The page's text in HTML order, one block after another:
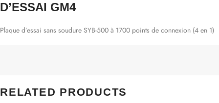
D’ESSAI GM4
Plaque d’essai sans soudure SYB-500 à 1700 points de connexion (4 en 1)
RELATED PRODUCTS